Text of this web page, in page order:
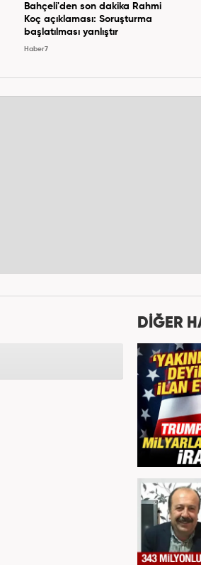
Bahçeli'den son dakika Rahmi
Koç açıklaması: Soruşturma
başlatılması yanlıştır
Haber7
DİĞER